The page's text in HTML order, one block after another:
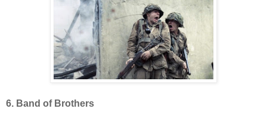
6. Band of Brothers